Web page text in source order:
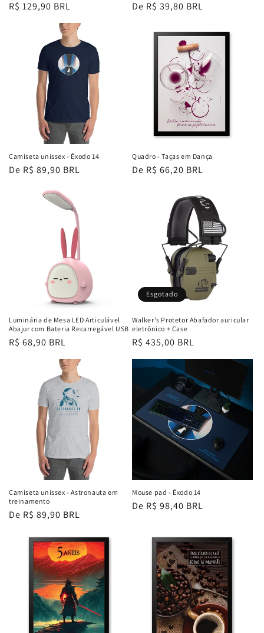
Preço
R$ 129,90 BRL
Preço
De R$ 39,80 BRL
Camiseta unissex - Êxodo 14
Preço
De R$ 89,90 BRL
Quadro - Taças em Dança
Preço
De R$ 66,20 BRL
Luminária de Mesa LED Articulável
Abajur com Bateria Recarregável USB
Preço
R$ 68,90 BRL
Esgotado
Walker's Protetor Abafador auricular
eletrônico + Case
Preço
R$ 435,00 BRL
Camiseta unissex - Astronauta em
treinamento
Preço
De R$ 89,90 BRL
Mouse pad - Êxodo 14
Preço
De R$ 98,40 BRL